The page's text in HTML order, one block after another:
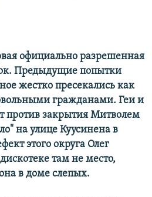
официально разрешенная
Предыдущие попытки
жестко пресекались как
гражданами. Геи и
против закрытия Митволем
на улице Куусинена в
этого округа Олег
там не место,
в доме слепых.